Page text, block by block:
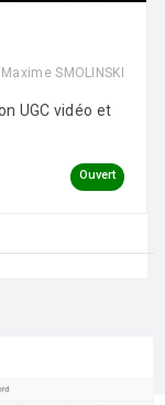
Maxime SMOLINSKI
UGC vidéo et
Ouvert